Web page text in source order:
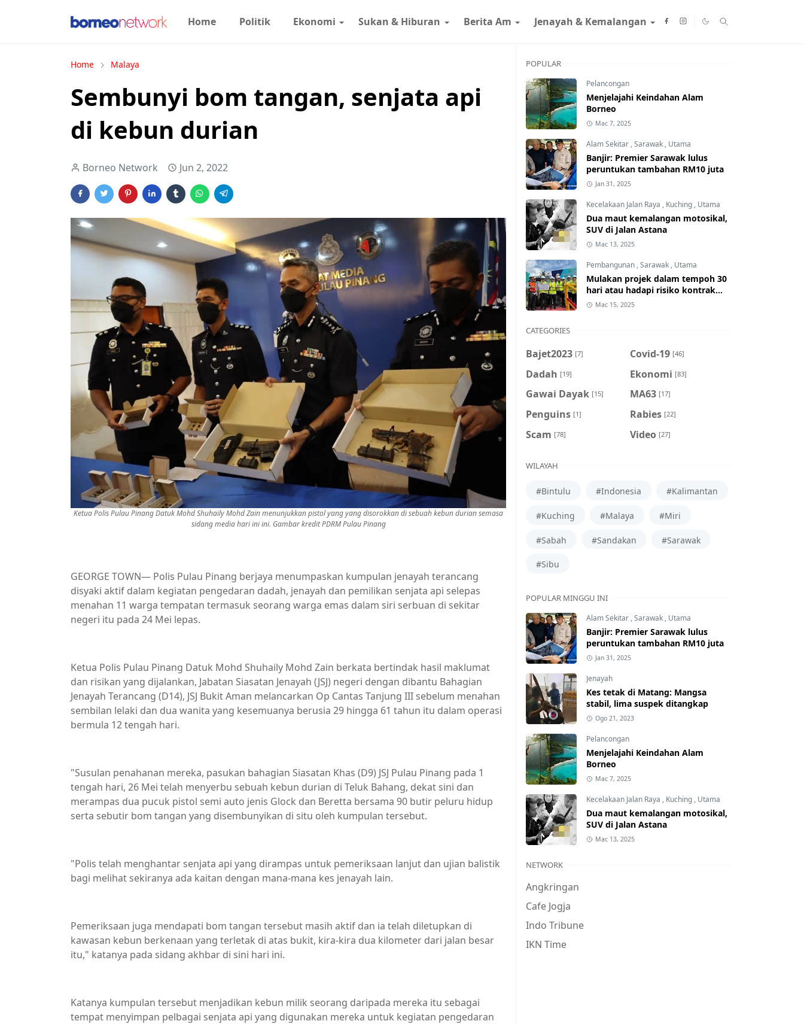
Home Politik Ekonomi Sukan & Hiburan Berita Am Jenayah & Kemalangan
Home Malaya
Sembunyi bom tangan, senjata api
di kebun durian
Borneo Network Jun 2, 2022
Ketua Polis Pulau Pinang Datuk Mohd Shuhaily Mohd Zain menunjukkan pistol yang yang disorokkan di sebuah kebun durian semasa
sidang media hari ini ini. Gambar kredit PDRM Pulau Pinang
GEORGE TOWN— Polis Pulau Pinang berjaya menumpaskan kumpulan jenayah terancang
disyaki aktif dalam kegiatan pengedaran dadah, jenayah dan pemilikan senjata api selepas
menahan 11 warga tempatan termasuk seorang warga emas dalam siri serbuan di sekitar
negeri itu pada 24 Mei lepas.
Ketua Polis Pulau Pinang Datuk Mohd Shuhaily Mohd Zain berkata bertindak hasil maklumat
dan risikan yang dijalankan, Jabatan Siasatan Jenayah (JSJ) negeri dengan dibantu Bahagian
Jenayah Terancang (D14), JSJ Bukit Aman melancarkan Op Cantas Tanjung III sebelum menahan
sembilan lelaki dan dua wanita yang kesemuanya berusia 29 hingga 61 tahun itu dalam operasi
bermula 12 tengah hari.
"Susulan penahanan mereka, pasukan bahagian Siasatan Khas (D9) JSJ Pulau Pinang pada 1
tengah hari, 26 Mei telah menyerbu sebuah kebun durian di Teluk Bahang, dekat sini dan
merampas dua pucuk pistol semi auto jenis Glock dan Beretta bersama 90 butir peluru hidup
serta sebutir bom tangan yang disembunyikan di situ oleh kumpulan tersebut.
"Polis telah menghantar senjata api yang dirampas untuk pemeriksaan lanjut dan ujian balistik
bagi melihat sekiranya ada kaitan dengan mana-mana kes jenayah lain.
Pemeriksaan juga mendapati bom tangan tersebut masih aktif dan ia telah diletupkan di
kawasan kebun berkenaan yang terletak di atas bukit, kira-kira dua kilometer dari jalan besar
itu," katanya pada sidang akhbar di sini hari ini.
Katanya kumpulan tersebut menjadikan kebun milik seorang daripada mereka itu sebagai
tempat menyimpan pelbagai senjata api yang digunakan mereka untuk kegiatan pengedaran
POPULAR
Pelancongan
Menjelajahi Keindahan Alam
Borneo
Mac 7, 2025
Alam Sekitar ,Sarawak , Utama
Banjir: Premier Sarawak lulus
peruntukan tambahan RM10 juta
Jan 31, 2025
Kecelakaan Jalan Raya , Kuching , Utama
Dua maut kemalangan motosikal,
SUV di Jalan Astana
Mac 13, 2025
Pembangunan ,Sarawak , Utama
Mulakan projek dalam tempoh 30
hari atau hadapi risiko kontrak
ditamatkan
Mac 15, 2025
CATEGORIES
Bajet2023 [7] Covid-19 [46]
Dadah [19] Ekonomi [83]
Gawai Dayak [15] MA63 [17]
Penguins [1] Rabies [22]
Scam [78] Video [27]
WILAYAH
#Bintulu #Indonesia #Kalimantan
#Kuching #Malaya #Miri
#Sabah #Sandakan #Sarawak
#Sibu
POPULAR MINGGU INI
Alam Sekitar ,Sarawak , Utama
Banjir: Premier Sarawak lulus
peruntukan tambahan RM10 juta
Jan 31, 2025
Jenayah
Kes tetak di Matang: Mangsa
stabil, lima suspek ditangkap
Ogo 21, 2023
Pelancongan
Menjelajahi Keindahan Alam
Borneo
Mac 7, 2025
Kecelakaan Jalan Raya , Kuching , Utama
Dua maut kemalangan motosikal,
SUV di Jalan Astana
Mac 13, 2025
NETWORK
Angkringan
Cafe Jogja
Indo Tribune
IKN Time